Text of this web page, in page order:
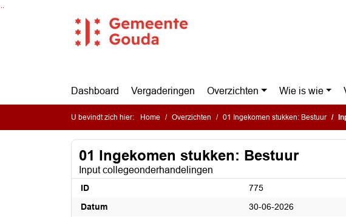
Ga naar de inhoud van deze pagina
Ga naar het zoeken
Ga naar het menu
Dashboard Vergaderingen Overzichten Wie is wie
U bevindt zich hier: Home Overzichten 01 Ingekomen stukken: Bestuur
01 Ingekomen stukken: Bestuur
Input collegeonderhandelingen
ID
775
Datum
30-06-2026